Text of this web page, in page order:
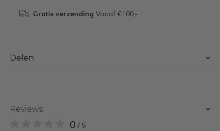
Gratis verzending Vanaf €100,-
Delen
Reviews
0 / 5